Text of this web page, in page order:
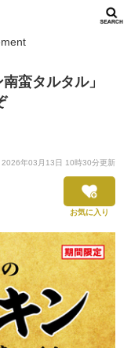
蛮タルタル」
2026年03月13日 10時30分更新
お気に入り